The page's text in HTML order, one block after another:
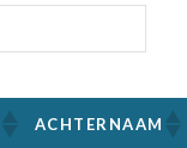
ACHTERNAAM